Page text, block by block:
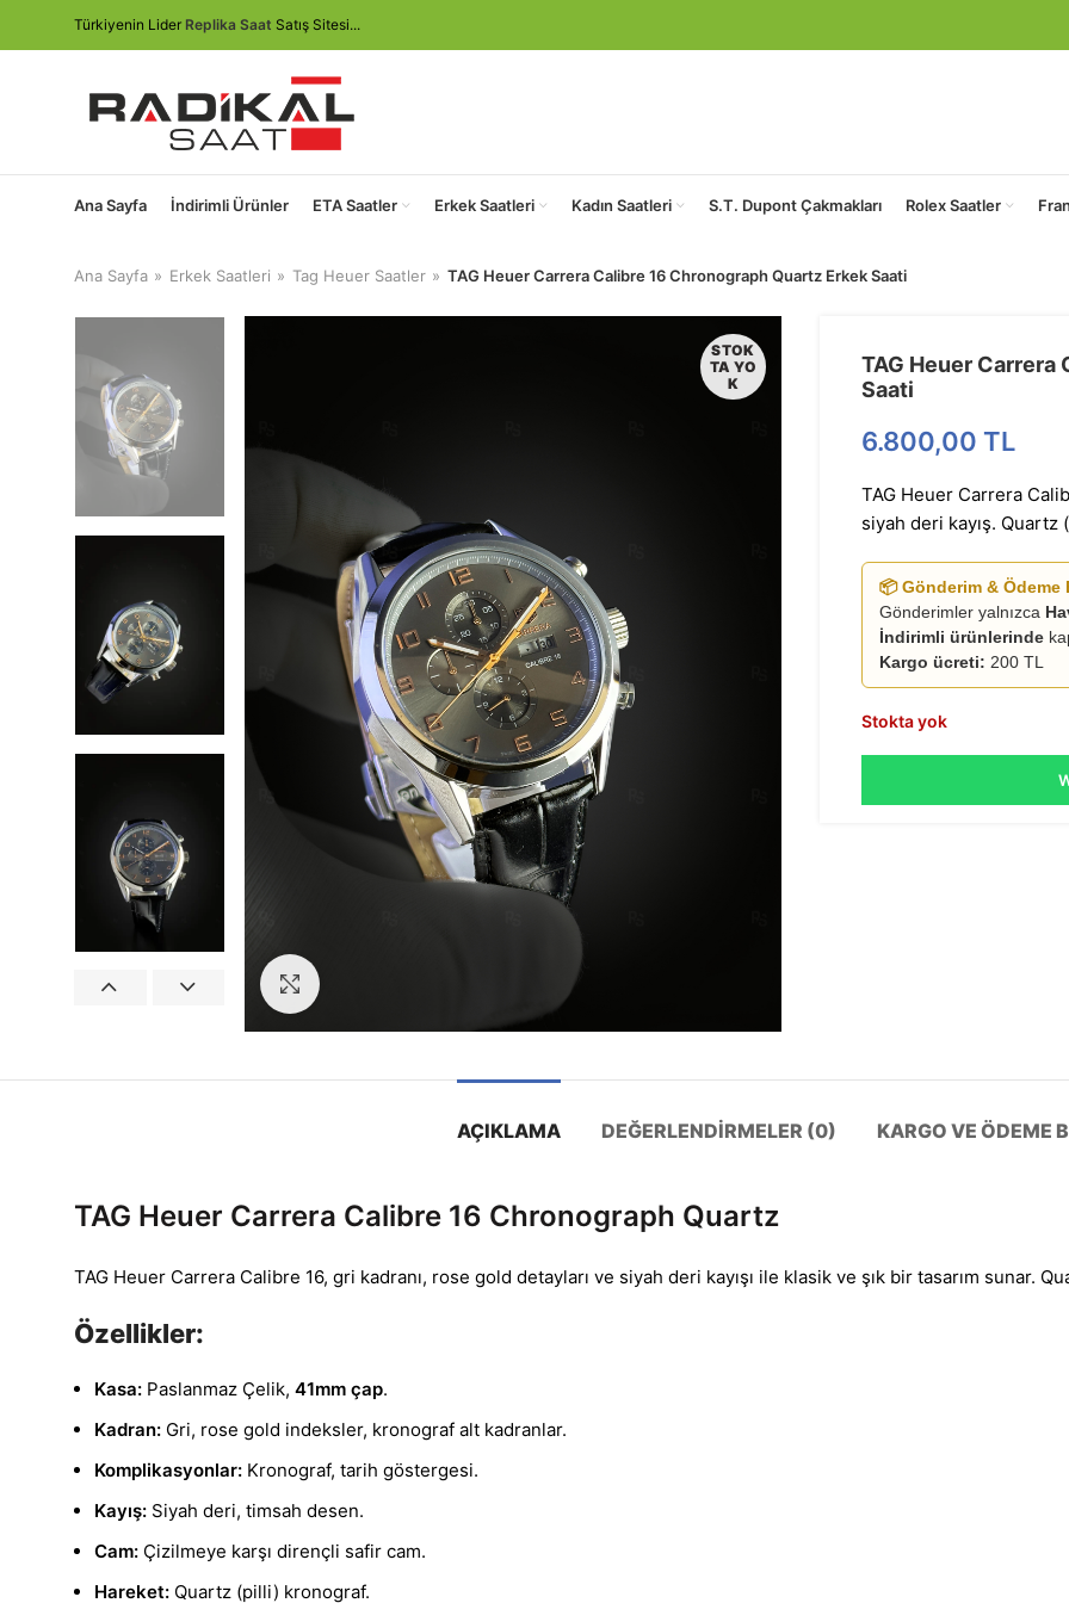
Türkiyenin Lider Replika Saat Satış Sitesi...
Ana Sayfa İndirimli Ürünler ETA Saatler Erkek Saatleri Kadın Saatleri S.T. Dupont Çakmakları Rolex Saatler
Ana Sayfa Erkek Saatleri Tag Heuer Saatler TAG Heuer Carrera Calibre 16 Chronograph Quartz Erkek Saati
STOK
TA YO
K
TAG Heuer Carrera
Saati
6.800,00 TL
TAG Heuer Carrera
siyah deri kayış. Quartz
📦 Gönderim & Ödeme
Gönderimler yalnızca
İndirimli ürünlerinde
Kargo ücreti: 200 TL
Stokta yok
AÇIKLAMA DEĞERLENDIRMELER (0) KARGO VE ÖDEME
TAG Heuer Carrera Calibre 16 Chronograph Quartz
TAG Heuer Carrera Calibre 16, gri kadranı, rose gold detayları ve siyah deri kayışı ile klasik ve şık bir tasarım sunar.
Özellikler:
Kasa: Paslanmaz Çelik, 41mm çap.
Kadran: Gri, rose gold indeksler, kronograf alt kadranlar.
Komplikasyonlar: Kronograf, tarih göstergesi.
Kayış: Siyah deri, timsah desen.
Cam: Çizilmeye karşı dirençli safir cam.
Hareket: Quartz (pilli) kronograf.